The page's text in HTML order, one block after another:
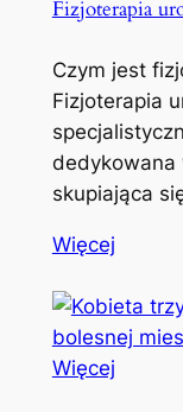
Fizjoterapia
Czym jest
Fizjoterapia
dedykowana
skupiająca
Więcej
Więcej